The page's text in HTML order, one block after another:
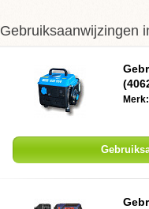
Gebruiksaanwijzingen
Merk: